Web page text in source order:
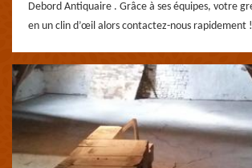
Debord Antiquaire . Grâce à ses équipes, votre
en un clin d’œil alors contactez-nous rapidement !